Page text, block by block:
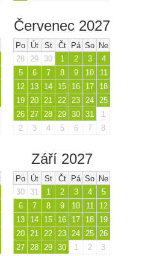
Červenec 2027
Po Út St Čt Pá So Ne
28
29 30 1 2 3
4
5
6 7 8 9 10
11
12
13 14 15 16 17
18
19
20 21 22 23 24
25
26
27 28 29 30 31
1
2
3 4 5 6 7 8
Září 2027
Po Út St Čt Pá So Ne
30
31 1 2 3 4
5
6
7 8 9 10 11
12
13
14 15 16 17 18
19
20 21 22 23 24 25 26
27 28 29 30 1 2
3